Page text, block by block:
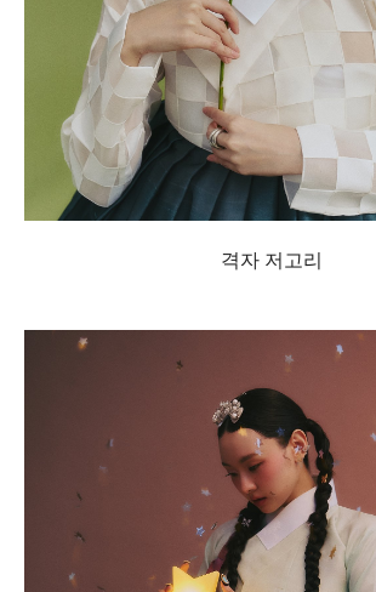
격자 저고리